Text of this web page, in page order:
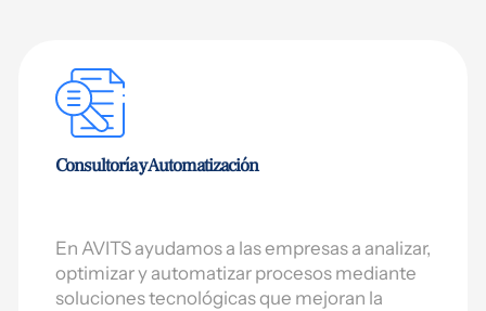
Consultoría y Automatización
En AVITS ayudamos a las empresas a analizar,
optimizar y automatizar procesos mediante
soluciones tecnológicas que mejoran la